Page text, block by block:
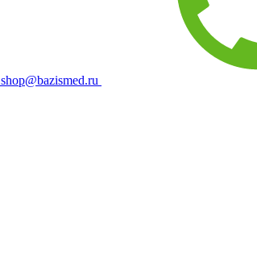
shop@bazismed.ru